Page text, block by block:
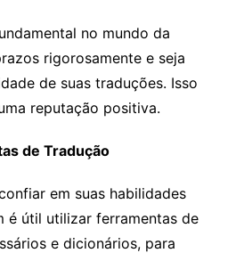
no mundo da
rigorosamente e seja
de suas traduções. Isso
reputação positiva.
de Tradução
em suas habilidades
é útil utilizar ferramentas de
e dicionários, para